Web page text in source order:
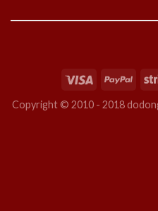
Copyright © 2010 - 2018